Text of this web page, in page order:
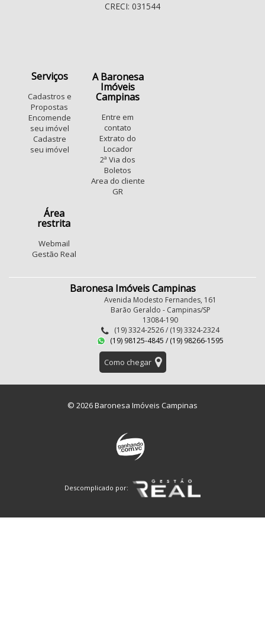
CRECI: 031544
Serviços
Cadastros e
Propostas
Encomende
seu imóvel
Cadastre
seu imóvel
A Baronesa
Imóveis
Campinas
Entre em
contato
Extrato do
Locador
2ª Via dos
Boletos
Area do cliente
GR
Área
restrita
Webmail
Gestão Real
Baronesa Imóveis Campinas
Avenida Modesto Fernandes, 161
Barão Geraldo - Campinas/SP
13084-190
(19) 3324-2526 / (19) 3324-2324
(19) 98125-4845 / (19) 98266-1595
Como chegar
© 2026 Baronesa Imóveis Campinas
Descomplicado por: